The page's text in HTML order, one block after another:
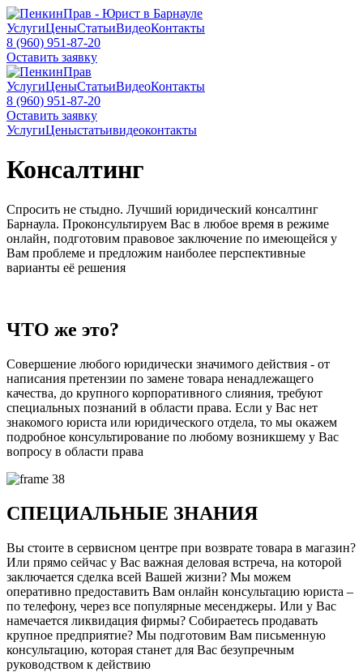
УслугиЦеныСтатьиВидеоКонтакты
8 (960) 951-87-20
Оставить заявку
УслугиЦеныСтатьиВидеоКонтакты
8 (960) 951-87-20
Оставить заявку
УслугиЦеныстатьивидеоконтакты
Консалтинг
Спросить не стыдно. Лучший юридический консалтинг
Барнаула. Проконсультируем Вас в любое время в режиме
онлайн, подготовим правовое заключение по имеющейся у
Вам проблеме и предложим наиболее перспективные
варианты её решения
ЧТО же это?
Совершение любого юридически значимого действия - от
написания претензии по замене товара ненадлежащего
качества, до крупного корпоративного слияния, требуют
специальных познаний в области права. Если у Вас нет
знакомого юриста или юридического отдела, то мы окажем
подробное консультирование по любому возникшему у Вас
вопросу в области права
СПЕЦИАЛЬНЫЕ ЗНАНИЯ
Вы стоите в сервисном центре при возврате товара в магазин?
Или прямо сейчас у Вас важная деловая встреча, на которой
заключается сделка всей Вашей жизни? Мы можем
оперативно предоставить Вам онлайн консультацию юриста –
по телефону, через все популярные месенджеры. Или у Вас
намечается ликвидация фирмы? Собираетесь продавать
крупное предприятие? Мы подготовим Вам письменную
консультацию, которая станет для Вас безупречным
руководством к действию